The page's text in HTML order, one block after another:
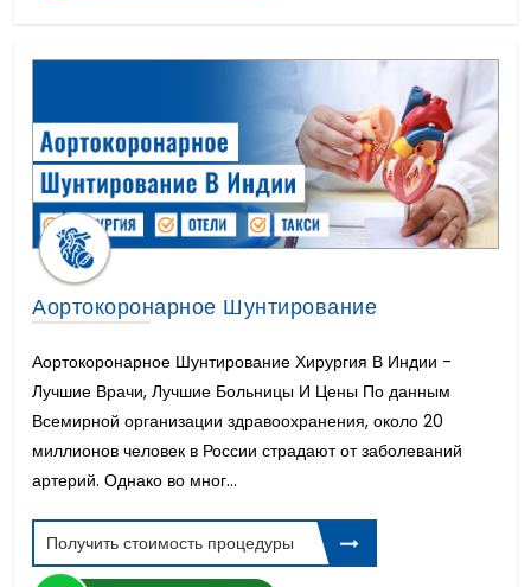
Аортокоронарное Шунтирование
Аортокоронарное Шунтирование Хирургия В Индии -
Лучшие Врачи, Лучшие Больницы И Цены По данным
Всемирной организации здравоохранения, около 20
миллионов человек в России страдают от заболеваний
артерий. Однако во мног...
Получить стоимость процедуры